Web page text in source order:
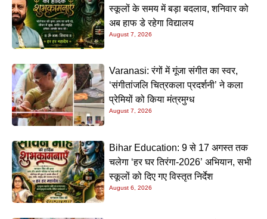
स्कूलों के समय में बड़ा बदलाव, शनिवार को
अब हाफ डे रहेगा विद्यालय
August 7, 2026
Varanasi: रंगों में गूंजा संगीत का स्वर,
‘संगीतांजलि चित्रकला प्रदर्शनी’ ने कला
प्रेमियों को किया मंत्रमुग्ध
August 7, 2026
Bihar Education: 9 से 17 अगस्त तक
चलेगा ‘हर घर तिरंगा-2026’ अभियान, सभी
स्कूलों को दिए गए विस्तृत निर्देश
August 6, 2026